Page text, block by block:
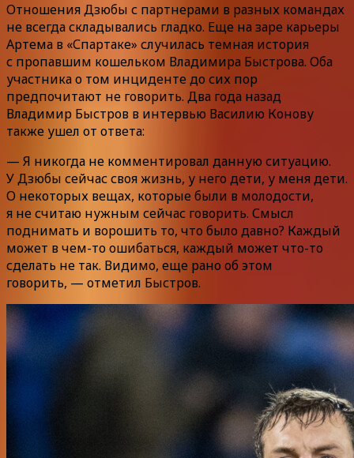
Отношения Дзюбы с партнерами в разных командах
не всегда складывались гладко. Еще на заре карьеры
Артема в «Спартаке» случилась темная история
с пропавшим кошельком Владимира Быстрова. Оба
участника о том инциденте до сих пор
предпочитают не говорить. Два года назад
Владимир Быстров в интервью Василию Конову
также ушел от ответа:
— Я никогда не комментировал данную ситуацию.
У Дзюбы сейчас своя жизнь, у него дети, у меня дети.
О некоторых вещах, которые были в молодости,
я не считаю нужным сейчас говорить. Смысл
поднимать и ворошить то, что было давно? Каждый
может в чем-то ошибаться, каждый может что-то
сделать не так. Видимо, еще рано об этом
говорить, — отметил Быстров.